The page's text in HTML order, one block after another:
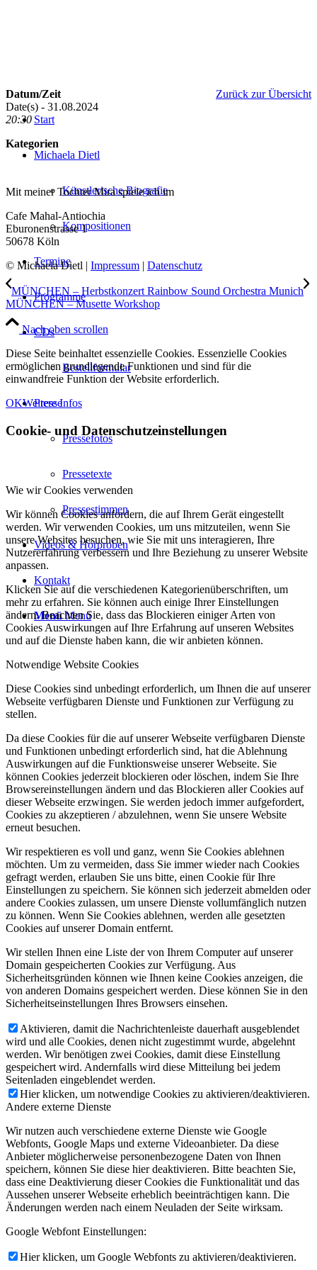
Start
Michaela Dietl
Künstlerische Biografie
Kompositionen
Termine
Programme
CDs
Bestellformular
Presse
Pressefotos
Pressetexte
Pressestimmen
Videos & Hörproben
Kontakt
Menü Menü
Zurück zur Übersicht
Datum/Zeit
Date(s) - 31.08.2024
20:30
Kategorien
Mit meiner Tochter Mira spiele ich im
Cafe Mahal-Antiochia
Eburonenstrasse 1
50678 Köln
© Michaela Dietl | Impressum | Datenschutz
MÜNCHEN – Herbstkonzert Rainbow Sound Orchestra Munich
MÜNCHEN – Musette Workshop
Nach oben scrollen
Diese Seite beinhaltet essenzielle Cookies. Essenzielle Cookies
ermöglichen grundlegende Funktionen und sind für die
einwandfreie Funktion der Website erforderlich.
OKWeitere Infos
Cookie- und Datenschutzeinstellungen
Wie wir Cookies verwenden
Wir können Cookies anfordern, die auf Ihrem Gerät eingestellt
werden. Wir verwenden Cookies, um uns mitzuteilen, wenn Sie
unsere Websites besuchen, wie Sie mit uns interagieren, Ihre
Nutzererfahrung verbessern und Ihre Beziehung zu unserer Website
anpassen.
Klicken Sie auf die verschiedenen Kategorienüberschriften, um
mehr zu erfahren. Sie können auch einige Ihrer Einstellungen
ändern. Beachten Sie, dass das Blockieren einiger Arten von
Cookies Auswirkungen auf Ihre Erfahrung auf unseren Websites
und auf die Dienste haben kann, die wir anbieten können.
Notwendige Website Cookies
Diese Cookies sind unbedingt erforderlich, um Ihnen die auf unserer
Webseite verfügbaren Dienste und Funktionen zur Verfügung zu
stellen.
Da diese Cookies für die auf unserer Webseite verfügbaren Dienste
und Funktionen unbedingt erforderlich sind, hat die Ablehnung
Auswirkungen auf die Funktionsweise unserer Webseite. Sie
können Cookies jederzeit blockieren oder löschen, indem Sie Ihre
Browsereinstellungen ändern und das Blockieren aller Cookies auf
dieser Webseite erzwingen. Sie werden jedoch immer aufgefordert,
Cookies zu akzeptieren / abzulehnen, wenn Sie unsere Website
erneut besuchen.
Wir respektieren es voll und ganz, wenn Sie Cookies ablehnen
möchten. Um zu vermeiden, dass Sie immer wieder nach Cookies
gefragt werden, erlauben Sie uns bitte, einen Cookie für Ihre
Einstellungen zu speichern. Sie können sich jederzeit abmelden oder
andere Cookies zulassen, um unsere Dienste vollumfänglich nutzen
zu können. Wenn Sie Cookies ablehnen, werden alle gesetzten
Cookies auf unserer Domain entfernt.
Wir stellen Ihnen eine Liste der von Ihrem Computer auf unserer
Domain gespeicherten Cookies zur Verfügung. Aus
Sicherheitsgründen können wie Ihnen keine Cookies anzeigen, die
von anderen Domains gespeichert werden. Diese können Sie in den
Sicherheitseinstellungen Ihres Browsers einsehen.
Aktivieren, damit die Nachrichtenleiste dauerhaft ausgeblendet
wird und alle Cookies, denen nicht zugestimmt wurde, abgelehnt
werden. Wir benötigen zwei Cookies, damit diese Einstellung
gespeichert wird. Andernfalls wird diese Mitteilung bei jedem
Seitenladen eingeblendet werden.
Hier klicken, um notwendige Cookies zu aktivieren/deaktivieren.
Andere externe Dienste
Wir nutzen auch verschiedene externe Dienste wie Google
Webfonts, Google Maps und externe Videoanbieter. Da diese
Anbieter möglicherweise personenbezogene Daten von Ihnen
speichern, können Sie diese hier deaktivieren. Bitte beachten Sie,
dass eine Deaktivierung dieser Cookies die Funktionalität und das
Aussehen unserer Webseite erheblich beeinträchtigen kann. Die
Änderungen werden nach einem Neuladen der Seite wirksam.
Google Webfont Einstellungen:
Hier klicken, um Google Webfonts zu aktivieren/deaktivieren.